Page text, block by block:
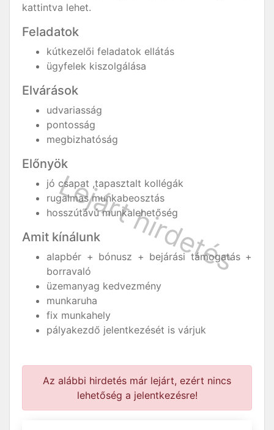
kattintva lehet.
Feladatok
kútkezelői feladatok ellátás
ügyfelek kiszolgálása
Elvárások
udvariasság
pontosság
megbizhatóság
Előnyök
jó csapat ,tapasztalt kollégák
rugalmas munkabeosztás
hosszútávú munkalehetőség
Amit kínálunk
alapbér + bónusz + bejárási támogatás +
borravaló
üzemanyag kedvezmény
munkaruha
fix munkahely
pályakezdő jelentkezését is várjuk
Az alábbi hirdetés már lejárt, ezért nincs
lehetőség a jelentkezésre!